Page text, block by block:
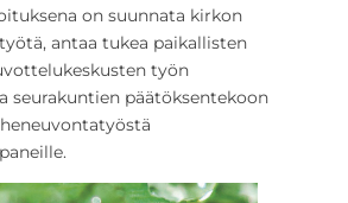
on suunnata kirkon
antaa tukea paikallisten
työn
seurakuntien päätöksentekoon